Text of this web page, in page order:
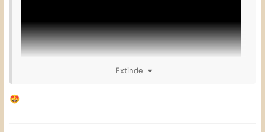
Extinde
🤩